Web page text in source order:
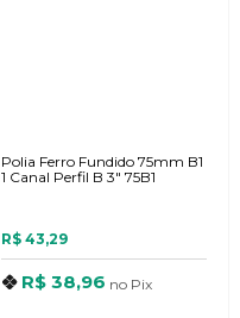
Polia Ferro Fundido 75mm B1
1 Canal Perfil B 3" 75B1
R$ 43,29
R$ 38,96 no Pix